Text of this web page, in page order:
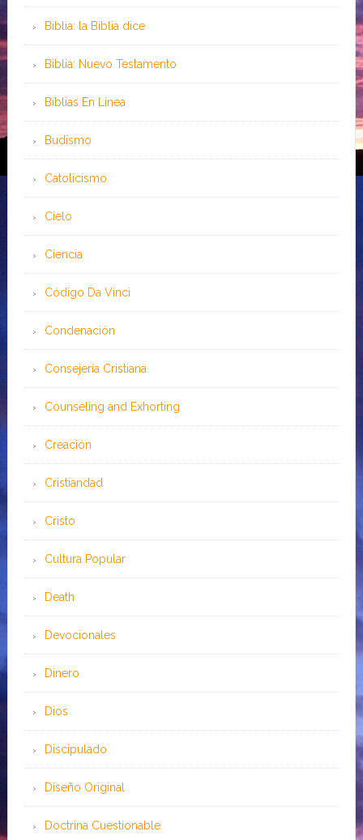
Biblia: la Biblia dice
Biblia: Nuevo Testamento
Bíblias En Línea
Budismo
Catolicismo
Cielo
Ciencia
Código Da Vinci
Condenación
Consejería Cristiana
Counseling and Exhorting
Creación
Cristiandad
Cristo
Cultura Popular
Death
Devocionales
Dinero
Dios
Discipulado
Diseño Original
Doctrina Cuestionable